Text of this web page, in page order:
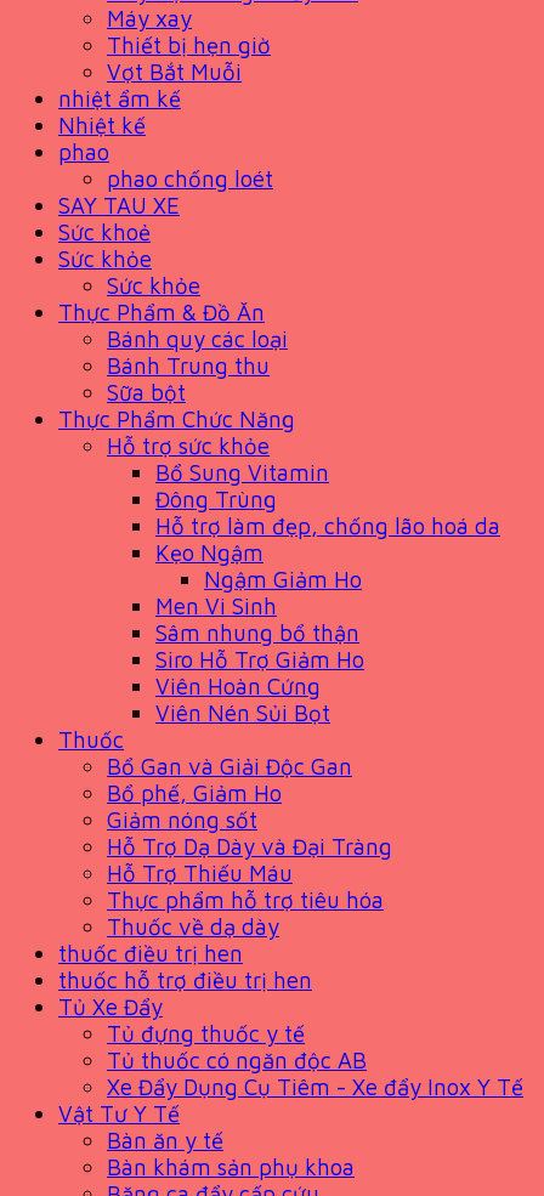
Máy xay
Thiết bị hẹn giờ
Vợt Bắt Muỗi
nhiệt ẩm kế
Nhiệt kế
phao
phao chống loét
SAY TAU XE
Sức khoẻ
Sức khỏe
Sức khỏe
Thực Phẩm & Đồ Ăn
Bánh quy các loại
Bánh Trung thu
Sữa bột
Thực Phẩm Chức Năng
Hỗ trợ sức khỏe
Bổ Sung Vitamin
Đông Trùng
Hỗ trợ làm đẹp, chống lão hoá da
Kẹo Ngậm
Ngậm Giảm Ho
Men Vi Sinh
Sâm nhung bổ thận
Siro Hỗ Trợ Giảm Ho
Viên Hoàn Cứng
Viên Nén Sủi Bọt
Thuốc
Bổ Gan và Giải Độc Gan
Bổ phế, Giảm Ho
Giảm nóng sốt
Hỗ Trợ Dạ Dày và Đại Tràng
Hỗ Trợ Thiếu Máu
Thực phẩm hỗ trợ tiêu hóa
Thuốc về dạ dày
thuốc điều trị hen
thuốc hỗ trợ điều trị hen
Tủ Xe Đẩy
Tủ đựng thuốc y tế
Tủ thuốc có ngăn độc AB
Xe Đẩy Dụng Cụ Tiêm - Xe đẩy Inox Y Tế
Vật Tư Y Tế
Bàn ăn y tế
Bàn khám sản phụ khoa